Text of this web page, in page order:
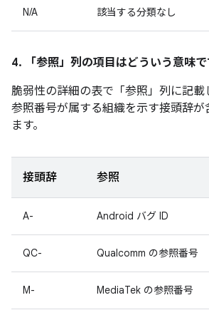
N/A 該当する分類なし
4. 「参照」 列の項目はどういう意味で
脆弱性の詳細の表で「参照」 列に記載
参照番号が属する組織を示す接頭辞が
ます。
接頭辞 参照
A- Android バグ ID
QC- Qualcomm の参照番号
M- MediaTek の参照番号